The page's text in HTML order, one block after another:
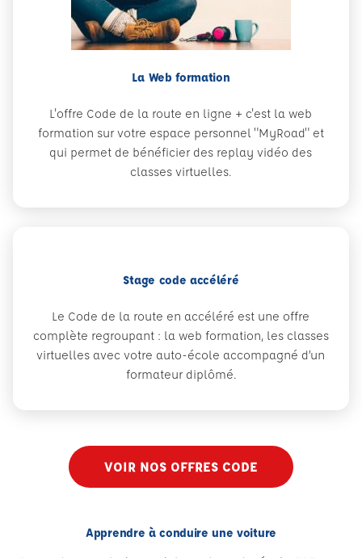
La Web formation
L'offre Code de la route en ligne + c'est la web
formation sur votre espace personnel "MyRoad" et
qui permet de bénéficier des replay vidéo des
classes virtuelles.
Stage code accéléré
Le Code de la route en accéléré est une offre
complète regroupant : la web formation, les classes
virtuelles avec votre auto-école accompagné d’un
formateur diplômé.
VOIR NOS OFFRES CODE
Apprendre à conduire une voiture